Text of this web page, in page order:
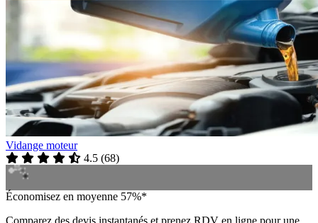
Vidange moteur
4.5 (68)
Économisez en moyenne 57%*
Comparez des devis instantanés et prenez RDV en ligne pour une